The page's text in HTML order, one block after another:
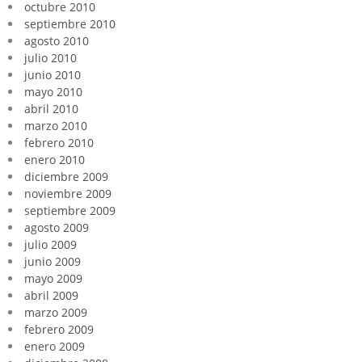
octubre 2010
septiembre 2010
agosto 2010
julio 2010
junio 2010
mayo 2010
abril 2010
marzo 2010
febrero 2010
enero 2010
diciembre 2009
noviembre 2009
septiembre 2009
agosto 2009
julio 2009
junio 2009
mayo 2009
abril 2009
marzo 2009
febrero 2009
enero 2009